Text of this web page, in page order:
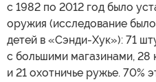
с 1982 по 2012 год было
оружия (исследование
детей в «Сэнди-Хук»): 71
с большими магазинами, 28
и 21 охотничье ружье. 70%